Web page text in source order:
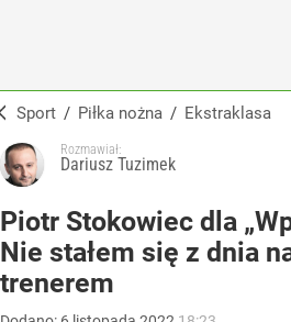
Sport / Piłka nożna / Ekstraklasa
Rozmawiał:
Dariusz Tuzimek
Piotr Stokowiec dla
Nie stałem się z dnia
trenerem